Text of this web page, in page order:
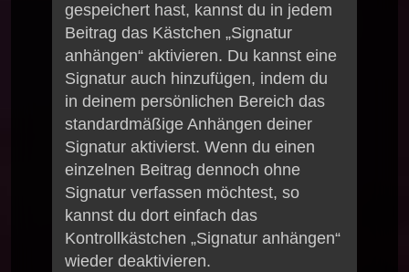
gespeichert hast, kannst du in jedem
Beitrag das Kästchen „Signatur
anhängen“ aktivieren. Du kannst eine
Signatur auch hinzufügen, indem du
in deinem persönlichen Bereich das
standardmäßige Anhängen deiner
Signatur aktivierst. Wenn du einen
einzelnen Beitrag dennoch ohne
Signatur verfassen möchtest, so
kannst du dort einfach das
Kontrollkästchen „Signatur anhängen“
wieder deaktivieren.